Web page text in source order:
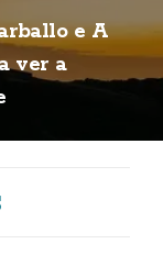
e A
ver a